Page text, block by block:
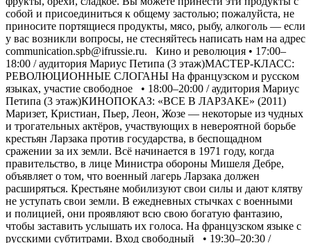
собой и присоединиться к общему застолью; пожалуйста, не
приносите портящиеся продукты, мясо, рыбу, алкоголь — если
у вас возникли вопросы, не стесняйтесь написать нам на адрес
communication.spb@ifrussie.ru. Кино и революция • 17:00–
18:00 / аудитория Мариус Петипа (3 этаж)МАСТЕР-КЛАСС:
РЕВОЛЮЦИОННЫЕ СЛОГАНЫ На французском и русском
языках, участие свободное • 18:00–20:00 / аудитория Мариус
Петипа (3 этаж)КИНОПОКАЗ: «ВСЕ В ЛАРЗАКЕ» (2011)
Маризет, Кристиан, Пьер, Леон, Жозе — некоторые из чудных
и трогательных актёров, участвующих в невероятной борьбе
крестьян Ларзака против государства, в беспощадном
сражении за их земли. Всё начинается в 1971 году, когда
правительство, в лице Министра обороны Мишеля Дебре,
объявляет о том, что военный лагерь Ларзака должен
расширяться. Крестьяне мобилизуют свои силы и дают клятву
не уступать свои земли. В ежедневных стычках с военными
и полицией, они проявляют всю свою богатую фантазию,
чтобы заставить услышать их голоса. На французском языке с
русскими субтитрами. Вход свободный • 19:30–20:30 /